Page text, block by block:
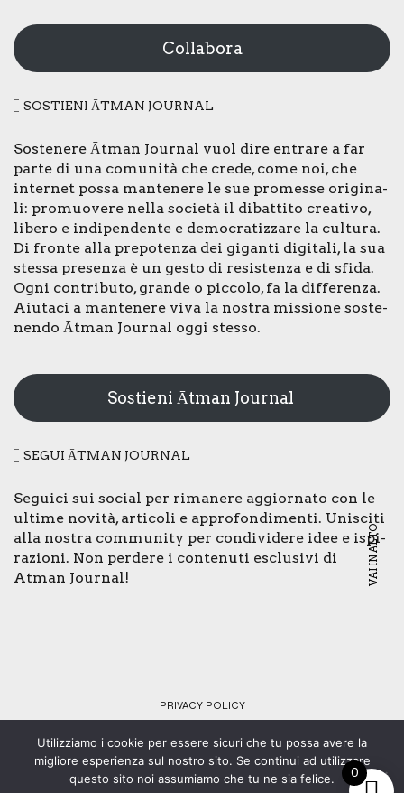
Collabora
SOSTIE­NI ĀTMAN JOUR­NAL
Soste­ne­re Ātman Jour­nal vuol dire entra­re a far
par­te di una comu­ni­tà che cre­de, come noi, che
inter­net pos­sa man­te­ne­re le sue pro­mes­se ori­gi­na­
li: pro­muo­ve­re nel­la socie­tà il dibat­ti­to crea­ti­vo,
libe­ro e indi­pen­den­te e demo­cra­tiz­za­re la cul­tu­ra.
Di fron­te alla pre­po­ten­za dei gigan­ti digi­ta­li, la sua
stes­sa pre­sen­za è un gesto di resi­sten­za e di sfi­da.
Ogni con­tri­bu­to, gran­de o pic­co­lo, fa la dif­fe­ren­za.
Aiu­ta­ci a man­te­ne­re viva la nostra mis­sio­ne soste­
nen­do Ātman Jour­nal oggi stes­so.
Sostieni Ātman Journal
SEGUI ĀTMAN JOUR­NAL
Segui­ci sui social per rima­ne­re aggior­na­to con le
ulti­me novi­tà, arti­co­li e appro­fon­di­men­ti. Uni­sci­ti
alla nostra com­mu­ni­ty per con­di­vi­de­re idee e ispi­
ra­zio­ni. Non per­de­re i con­te­nu­ti esclu­si­vi di
Atman Jour­nal!
PRI­VA­CY POLI­CY
VAI IN ALTO
© Copyright 2024 - Tutti i diritti riservati - C.F. 92073430461 -
Web design: SMStudio 0
Utilizziamo i cookie per essere sicuri che tu possa avere la
migliore esperienza sul nostro sito. Se continui ad utilizzare
questo sito noi assumiamo che tu ne sia felice.